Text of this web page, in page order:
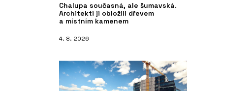
Chalupa současná, ale šumavská.
Architekti ji obložili dřevem
a místním kamenem
4. 8. 2026